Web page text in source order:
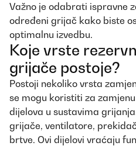
Važno je odabrati ispravne
određeni grijač kako biste
optimalnu izvedbu.
Koje vrste
grijače postoje?
Postoji nekoliko vrsta
se mogu koristiti za
dijelova u sustavima
grijače, ventilatore,
brtve. Ovi dijelovi vraćaju